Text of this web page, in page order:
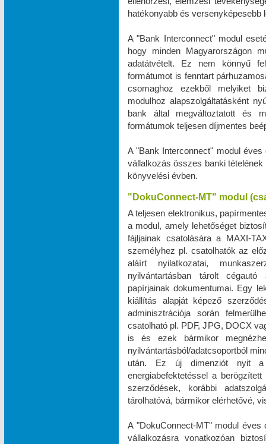
hatékonyabb és
A "Bank Interconnect" modul
hogy minden Magyarországon
adatátvételt. Ez nem könnyű
formátumot is fenntart
csomaghoz ezekből melyiket
modulhoz alapszolgáltatásként
bank által megváltoztatott és
formátumok teljesen díjmentes
A "Bank Interconnect" modul
vállalkozás összes banki
könyvelési évben.
"DokuConnect-MT" modul
A teljesen elektronikus,
a modul, amely lehetőséget
fájljainak csatolására a
személyhez pl. csatolhatók az
aláírt nyilatkozatai,
nyilvántartásban tárolt cégautó
papírjainak dokumentumai. Egy
kiállítás alapját képező
adminisztrációja során
csatolható pl. PDF, JPG, DOCX
is és ezek bármikor
nyilvántartásból/adatcsoportból
után. Ez új dimenziót nyit a
energiabefektetéssel a
szerződések, korábbi
tárolhatóvá, bármikor elérhetővé,
A "DokuConnect-MT" modul
vállalkozásra vonatkozóan